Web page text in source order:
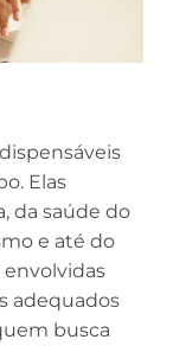
Elas
da saúde do
e até do
adequados
busca